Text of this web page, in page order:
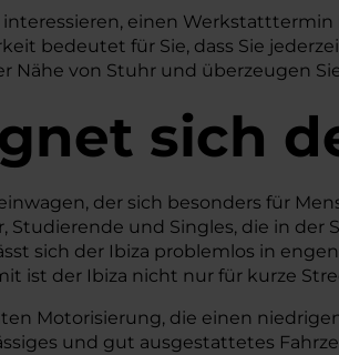
interessieren, einen
bedeutet für Sie, dass Sie
Nähe von Stuhr und überzeugen
sich
der sich besonders für
Studierende und Singles, die in
sich der Ibiza problemlos in
ist der Ibiza nicht nur für kurze
Motorisierung, die einen
und gut ausgestattetes